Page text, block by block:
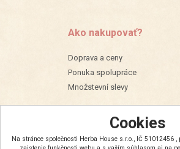
Cookies
Na stránce společnosti Herba House s.r.o., IČ 51012456 ,
Ako nakupovať?
Doprava a ceny
Ponuka spolupráce
Množstevní slevy